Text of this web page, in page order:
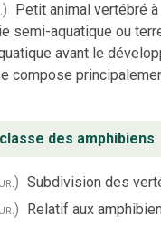
Petit animal vertébré
semi-aquatique ou
avant le
compose
des amphibiens
Subdivision des
Relatif aux